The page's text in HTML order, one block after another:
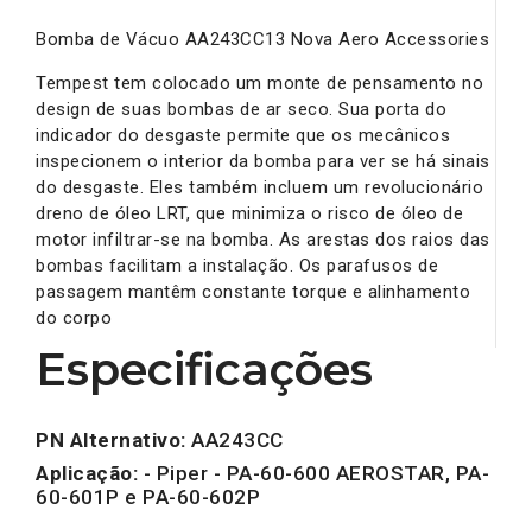
Bomba de Vácuo AA243CC13 Nova Aero Accessories
Tempest tem colocado um monte de pensamento no
design de suas bombas de ar seco. Sua porta do
indicador do desgaste permite que os mecânicos
inspecionem o interior da bomba para ver se há sinais
do desgaste. Eles também incluem um revolucionário
dreno de óleo LRT, que minimiza o risco de óleo de
motor infiltrar-se na bomba. As arestas dos raios das
bombas facilitam a instalação. Os parafusos de
passagem mantêm constante torque e alinhamento
do corpo
Especificações
PN Alternativo: AA243CC
Aplicação: - Piper - PA-60-600 AEROSTAR, PA-
60-601P e PA-60-602P